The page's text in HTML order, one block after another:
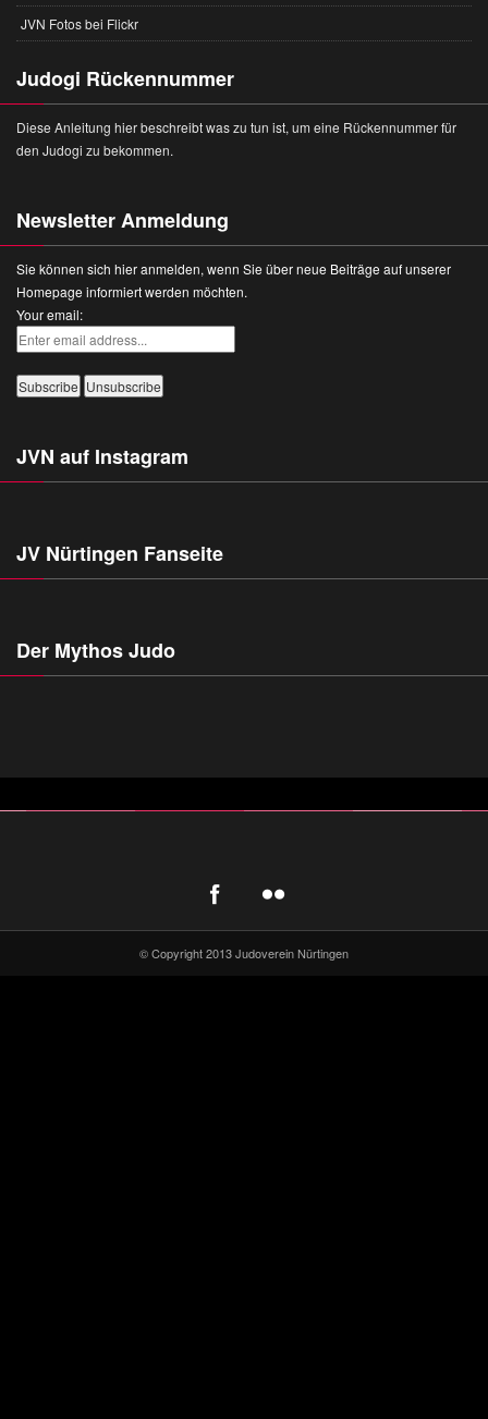
JVN Fotos bei Flickr
Judogi Rückennummer
Diese Anleitung hier beschreibt was zu tun ist, um eine Rückennummer für
den Judogi zu bekommen.
Newsletter Anmeldung
Sie können sich hier anmelden, wenn Sie über neue Beiträge auf unserer
Homepage informiert werden möchten.
Your email:
JVN auf Instagram
JV Nürtingen Fanseite
Der Mythos Judo
© Copyright 2013 Judoverein Nürtingen